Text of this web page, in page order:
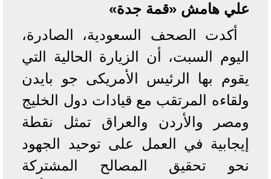
علي هامش «قمة جدة»
أكدت الصحف السعودية، الصادرة،
اليوم السبت، أن الزيارة الحالية التي
يقوم بها الرئيس الأمريكى جو بايدن
ولقاءه المرتقب مع قيادات دول الخليج
ومصر والأردن والعراق تمثل نقطة
إيجابية في العمل على توحيد الجهود
نحو تحقيق المصالح المشتركة